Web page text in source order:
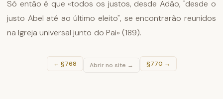
Só então é que «todos os justos, desde Adão, "desde o
justo Abel até ao último eleito", se encontrarão reunidos
na Igreja universal junto do Pai» (189).
← §768 Abrir no site → §770 →